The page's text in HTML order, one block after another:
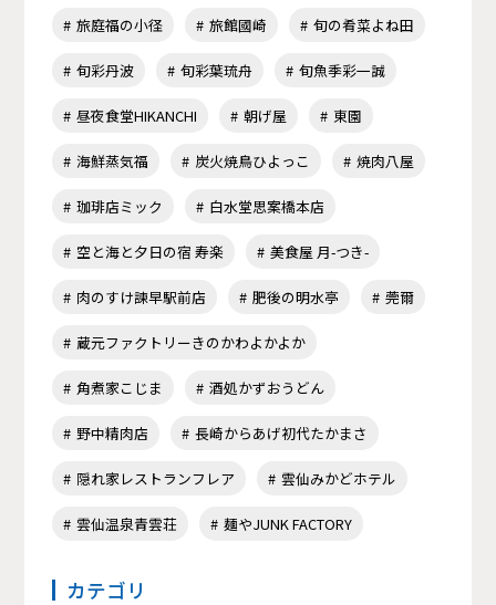
旅庭福の小径 旅館國崎 旬の肴菜よね田
旬彩丹波 旬彩葉琉舟 旬魚季彩一誠
昼夜食堂HIKANCHI 朝げ屋 東園
海鮮蒸気福 炭火焼鳥ひよっこ 焼肉八屋
珈琲店ミック 白水堂思案橋本店
空と海と夕日の宿 寿楽 美食屋 月-つき-
肉のすけ諫早駅前店 肥後の明水亭 莞爾
蔵元ファクトリーきのかわよかよか
角煮家こじま 酒処かずおうどん
野中精肉店 長崎からあげ初代たかまさ
隠れ家レストランフレア 雲仙みかどホテル
雲仙温泉青雲荘 麺やJUNK FACTORY
カテゴリ